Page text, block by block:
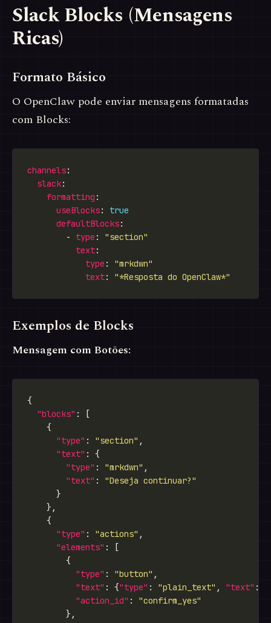
Slack Blocks (Mensagens
Ricas)
Formato Básico
O OpenClaw pode enviar mensagens formatadas
com Blocks:
channels
slack
formatting
useBlocks: true
defaultBlocks
        -
type : "section"
text
type : "mrkdwn"
text: "*Resposta do OpenClaw*"
Exemplos de Blocks
Mensagem com Botões:
"blocks"
"type" : "section"
"text"
"type" : "mrkdwn"
"text" : "Deseja continuar?"
"type" : "actions"
"elements"
"type" : "button"
"text" : {"type" : "plain_text" , "text" :
"action_id" : "confirm_yes"